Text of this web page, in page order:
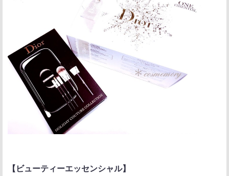
【ビューティーエッセンシャル】